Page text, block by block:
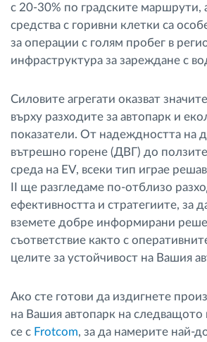
с 20-30% по градските маршрути,
средства с горивни клетки са
за операции с голям пробег в
инфраструктура за зареждане с
Силовите агрегати оказват
върху разходите за автопарк и
показатели. От надеждността на
вътрешно горене (ДВГ) до
среда на EV, всеки тип играе
II ще разгледаме по-отблизо
ефективността и стратегиите, за
вземете добре информирани
съответствие както с
целите за устойчивост на Вашия
Ако сте готови да издигнете
на Вашия автопарк на следващото
се с Frotcom, за да намерите най-